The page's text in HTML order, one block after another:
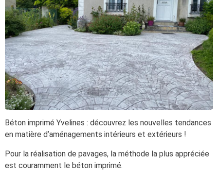
Béton imprimé Yvelines : découvrez les nouvelles tendances
en matière d’aménagements intérieurs et extérieurs !
Pour la réalisation de pavages, la méthode la plus appréciée
est couramment le béton imprimé.